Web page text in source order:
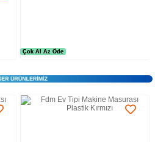
Çok Al Az Öde
Çok Al Az Öde